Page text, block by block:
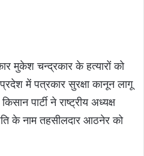
मुकेश चन्द्रकार के हत्यारों को
में पत्रकार सुरक्षा कानून लागू
पार्टी ने राष्ट्रीय अध्यक्ष
के नाम तहसीलदार आठनेर को